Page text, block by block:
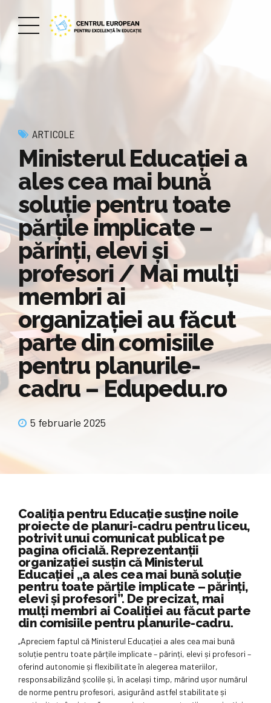
ARTICOLE
Ministerul Educației a
ales cea mai bună
soluție pentru toate
părțile implicate –
părinți, elevi și
profesori / Mai mulți
membri ai
organizației au făcut
parte din comisiile
pentru planurile-
cadru – Edupedu.ro
5 februarie 2025
Coaliția pentru Educație susține noile
proiecte de planuri-cadru pentru liceu,
potrivit unui comunicat publicat pe
pagina oficială. Reprezentanții
organizației susțin că Ministerul
Educației „a ales cea mai bună soluție
pentru toate părțile implicate – părinți,
elevi și profesori”. De precizat, mai
mulți membri ai Coaliției au făcut parte
din comisiile pentru planurile-cadru.
„Apreciem faptul că Ministerul Educației a ales cea mai bună
soluție pentru toate părțile implicate – părinți, elevi și profesori –
oferind autonomie și flexibilitate în alegerea materiilor,
responsabilizând școlile și, în același timp, mărind ușor numărul
de norme pentru profesori, asigurând astfel stabilitate și